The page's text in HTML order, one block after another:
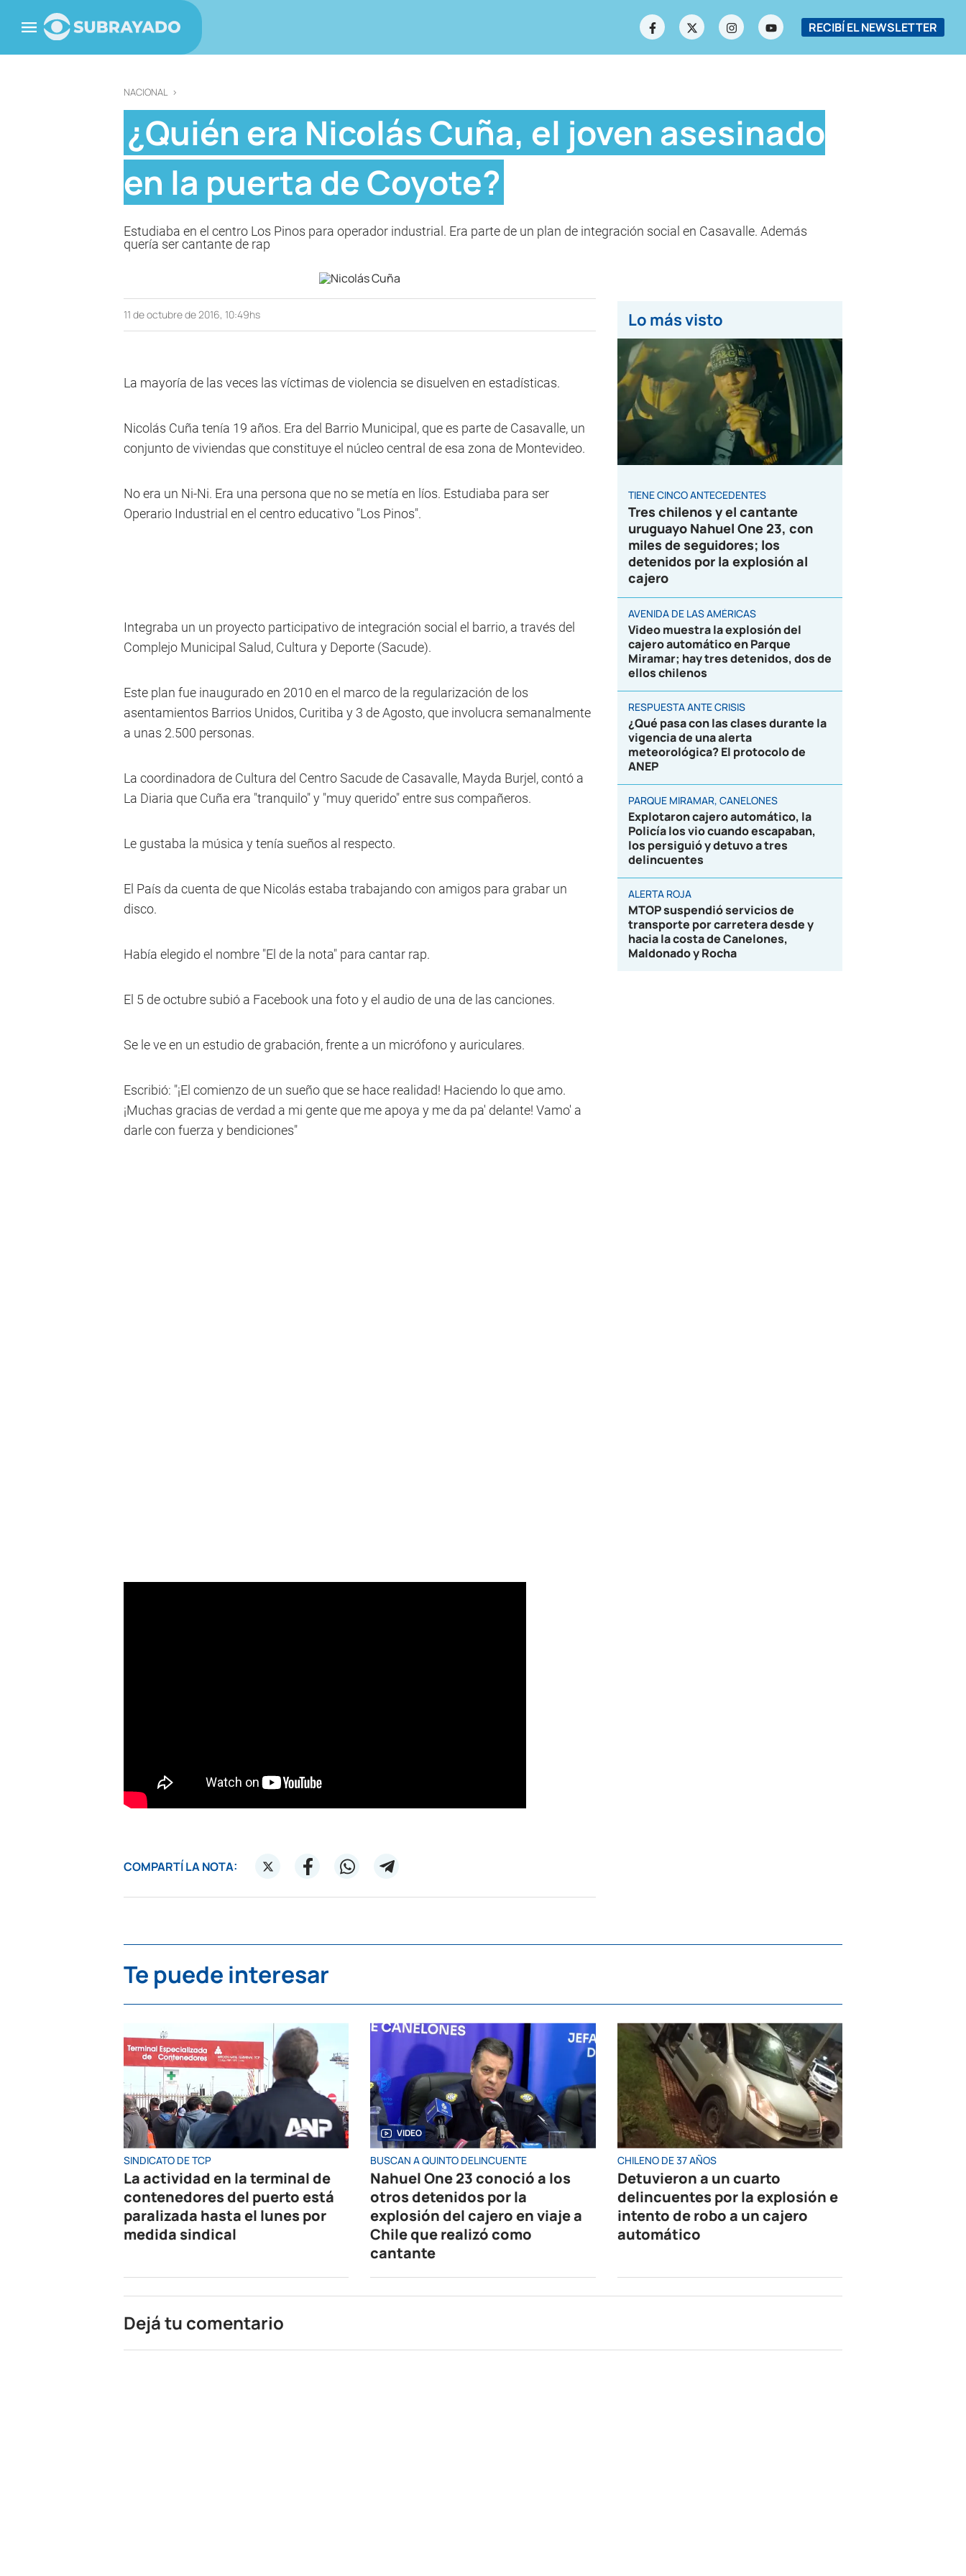
RECIBÍ EL NEWSLETTER
NACIONAL >
¿Quién era Nicolás Cuña, el joven asesinado
en la puerta de Coyote?
Estudiaba en el centro Los Pinos para operador industrial. Era parte de un plan de integración social en Casavalle. Además
quería ser cantante de rap
11 de octubre de 2016, 10:49hs
La mayoría de las veces las víctimas de violencia se disuelven en estadísticas.
Nicolás Cuña tenía 19 años. Era del Barrio Municipal, que es parte de Casavalle, un
conjunto de viviendas que constituye el núcleo central de esa zona de Montevideo.
No era un Ni-Ni. Era una persona que no se metía en líos. Estudiaba para ser
Operario Industrial en el centro educativo "Los Pinos".
Integraba un un proyecto participativo de integración social el barrio, a través del
Complejo Municipal Salud, Cultura y Deporte (Sacude).
Este plan fue inaugurado en 2010 en el marco de la regularización de los
asentamientos Barrios Unidos, Curitiba y 3 de Agosto, que involucra semanalmente
a unas 2.500 personas.
La coordinadora de Cultura del Centro Sacude de Casavalle, Mayda Burjel, contó a
La Diaria que Cuña era "tranquilo" y "muy querido" entre sus compañeros.
Le gustaba la música y tenía sueños al respecto.
El País da cuenta de que Nicolás estaba trabajando con amigos para grabar un
disco.
Había elegido el nombre "El de la nota" para cantar rap.
El 5 de octubre subió a Facebook una foto y el audio de una de las canciones.
Se le ve en un estudio de grabación, frente a un micrófono y auriculares.
Escribió: "¡El comienzo de un sueño que se hace realidad! Haciendo lo que amo.
¡Muchas gracias de verdad a mi gente que me apoya y me da pa' delante! Vamo' a
darle con fuerza y bendiciones"
COMPARTÍ LA NOTA:
Lo más visto
TIENE CINCO ANTECEDENTES
Tres chilenos y el cantante
uruguayo Nahuel One 23, con
miles de seguidores; los
detenidos por la explosión al
cajero
AVENIDA DE LAS AMÉRICAS
Video muestra la explosión del
cajero automático en Parque
Miramar; hay tres detenidos, dos de
ellos chilenos
RESPUESTA ANTE CRISIS
¿Qué pasa con las clases durante la
vigencia de una alerta
meteorológica? El protocolo de
ANEP
PARQUE MIRAMAR, CANELONES
Explotaron cajero automático, la
Policía los vio cuando escapaban,
los persiguió y detuvo a tres
delincuentes
ALERTA ROJA
MTOP suspendió servicios de
transporte por carretera desde y
hacia la costa de Canelones,
Maldonado y Rocha
Te puede interesar
SINDICATO DE TCP
La actividad en la terminal de
contenedores del puerto está
paralizada hasta el lunes por
medida sindical
VIDEO
BUSCAN A QUINTO DELINCUENTE
Nahuel One 23 conoció a los
otros detenidos por la
explosión del cajero en viaje a
Chile que realizó como
cantante
CHILENO DE 37 AÑOS
Detuvieron a un cuarto
delincuentes por la explosión e
intento de robo a un cajero
automático
Dejá tu comentario